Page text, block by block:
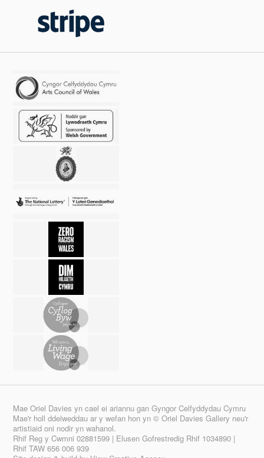
Mae Oriel Davies yn cael ei ariannu gan Gyngor Celfyddydau Cymru
Mae'r holl ddelweddau ar y wefan hon yn © Oriel Davies Gallery neu'r
artistiaid oni nodir yn wahanol.
Rhif Reg y Cwmni 02881599 | Elusen Gofrestredig Rhif 1034890 |
Rhif TAW 656 006 939